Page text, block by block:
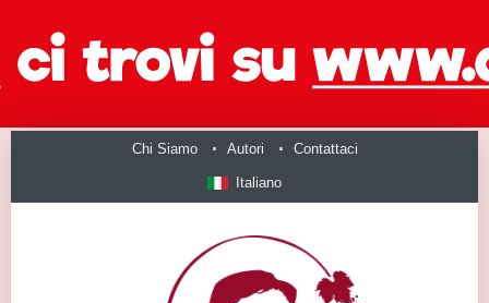
Chi Siamo Autori Contattaci
Italiano